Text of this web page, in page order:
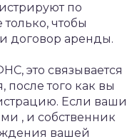
по
чтобы
договор аренды.
это связывается
того как вы
Если ваши
, и собственник
вашей